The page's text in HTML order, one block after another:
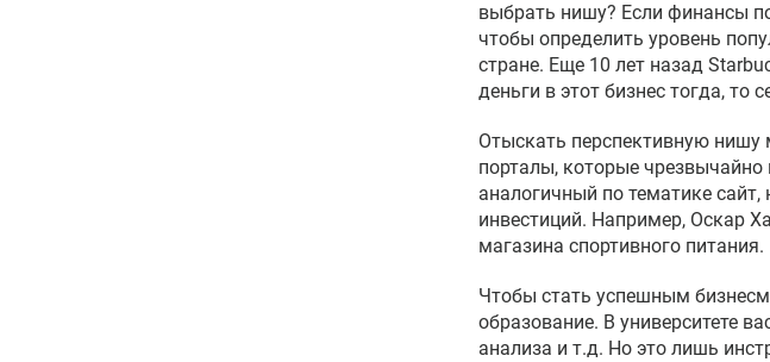
выбрать нишу? Если финансы
чтобы определить уровень
стране. Еще 10 лет назад
деньги в этот бизнес тогда,
Отыскать перспективную
порталы, которые
аналогичный по тематике сайт,
инвестиций. Например, Оскар
магазина спортивного питания.
Чтобы стать успешным
образование. В университете
анализа и т.д. Но это лишь